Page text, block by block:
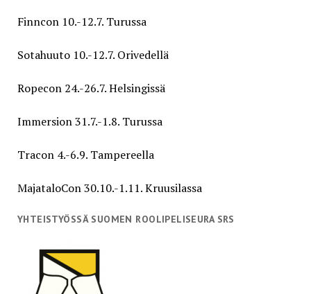
Finncon 10.-12.7. Turussa
Sotahuuto 10.-12.7. Orivedellä
Ropecon 24.-26.7. Helsingissä
Immersion 31.7.-1.8. Turussa
Tracon 4.-6.9. Tampereella
MajataloCon 30.10.-1.11. Kruusilassa
YHTEISTYÖSSÄ SUOMEN ROOLIPELISEURA SRS